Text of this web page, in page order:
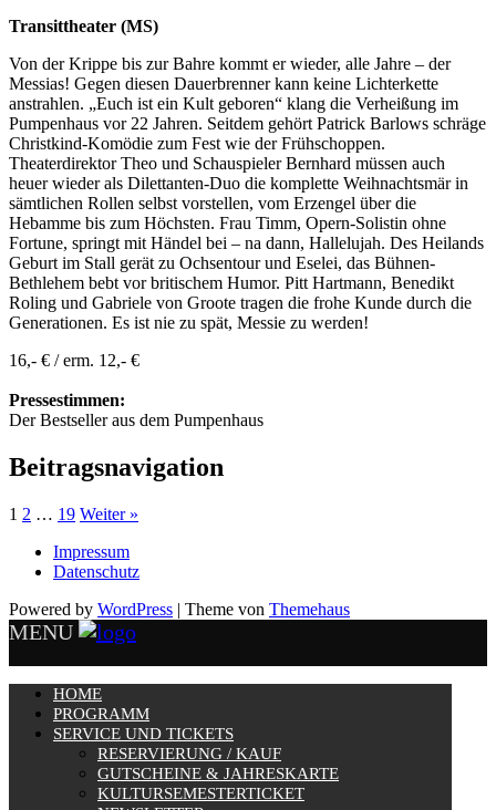
Transittheater (MS)
Von der Krippe bis zur Bahre kommt er wieder, alle Jahre – der
Messias! Gegen diesen Dauerbrenner kann keine Lichterkette
anstrahlen. „Euch ist ein Kult geboren“ klang die Verheißung im
Pumpenhaus vor 22 Jahren. Seitdem gehört Patrick Barlows schräge
Christkind-Komödie zum Fest wie der Frühschoppen.
Theaterdirektor Theo und Schauspieler Bernhard müssen auch
heuer wieder als Dilettanten-Duo die komplette Weihnachtsmär in
sämtlichen Rollen selbst vorstellen, vom Erzengel über die
Hebamme bis zum Höchsten. Frau Timm, Opern-Solistin ohne
Fortune, springt mit Händel bei – na dann, Hallelujah. Des Heilands
Geburt im Stall gerät zu Ochsentour und Eselei, das Bühnen-
Bethlehem bebt vor britischem Humor. Pitt Hartmann, Benedikt
Roling und Gabriele von Groote tragen die frohe Kunde durch die
Generationen. Es ist nie zu spät, Messie zu werden!
16,- € / erm. 12,- €
Pressestimmen:
Der Bestseller aus dem Pumpenhaus
Beitragsnavigation
1 2 … 19 Weiter »
Impressum
Datenschutz
Powered by WordPress | Theme von Themehaus
MENU
HOME
PROGRAMM
SERVICE UND TICKETS
RESERVIERUNG / KAUF
GUTSCHEINE & JAHRESKARTE
KULTURSEMESTERTICKET